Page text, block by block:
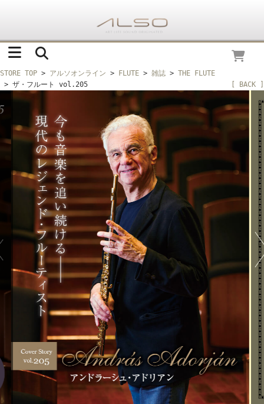
STORE TOP > アルソオンライン > FLUTE > 雑誌 > THE FLUTE
> ザ・フルート vol.205
[ BACK ]